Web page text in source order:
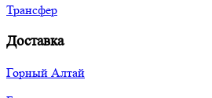
Трансфер
Доставка
Горный Алтай